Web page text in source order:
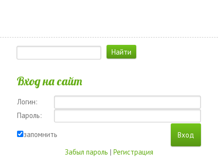
Вход на сайт
Логин:
Пароль:
запомнить
Забыл пароль | Регистрация